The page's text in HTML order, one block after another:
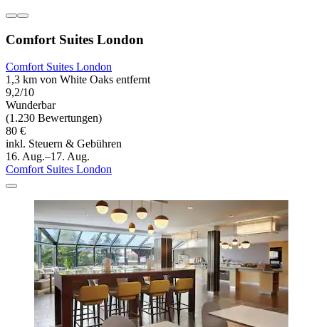
Comfort Suites London
Comfort Suites London
1,3 km von White Oaks entfernt
9,2/10
Wunderbar
(1.230 Bewertungen)
80 €
inkl. Steuern & Gebühren
16. Aug.–17. Aug.
Comfort Suites London